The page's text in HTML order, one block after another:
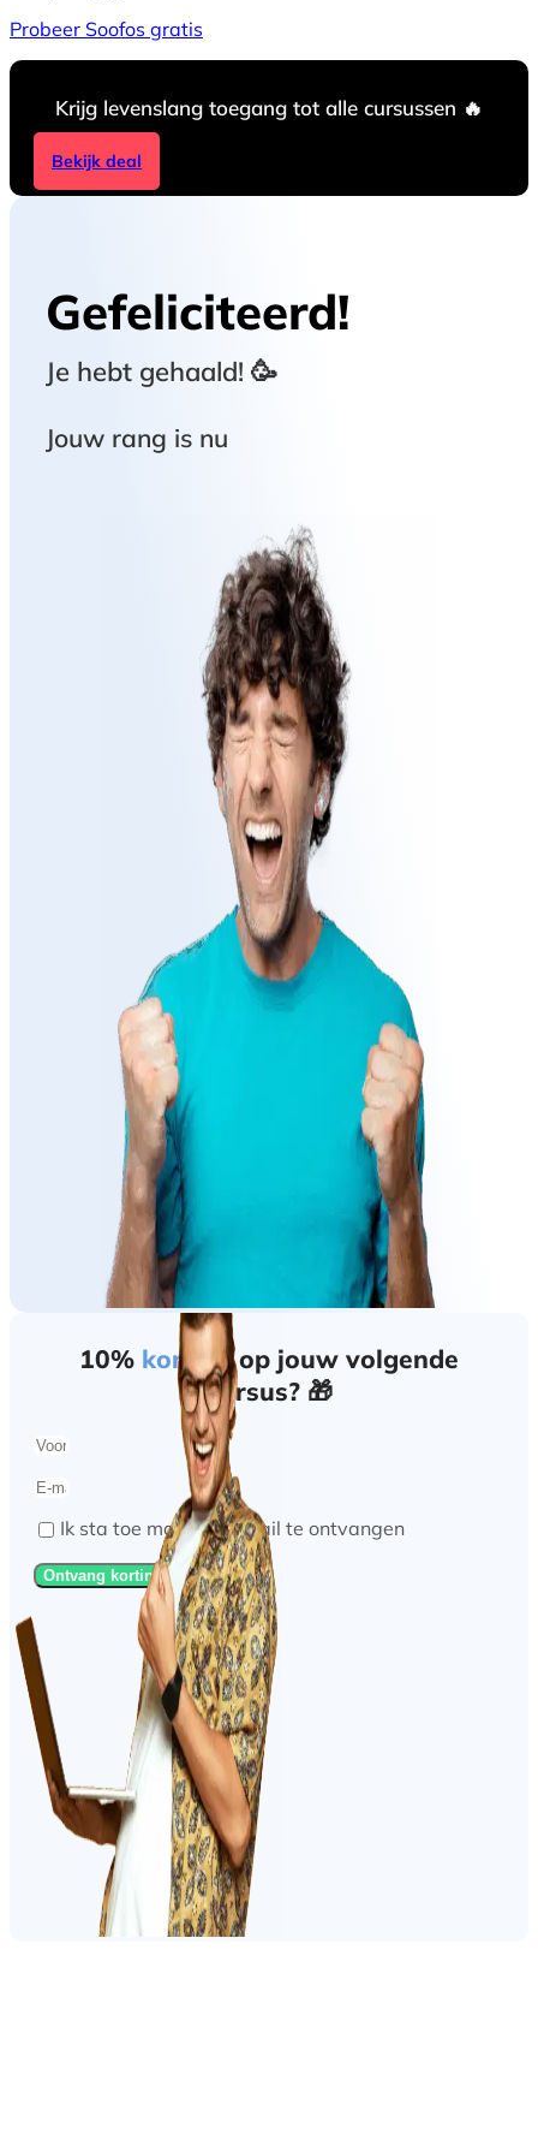
Probeer Soofos gratis
Krijg levenslang toegang tot alle cursussen 🔥
Bekijk deal
Gefeliciteerd!
Je hebt gehaald! 🥳
Jouw rang is nu
10% kortingop jouw volgende
cursus? 🎁
Ik sta toe marketing mail te ontvangen
Ontvang korting